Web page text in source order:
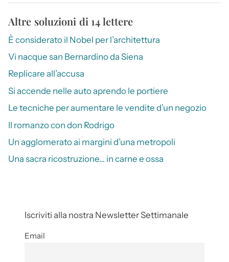
Altre soluzioni di 14 lettere
È considerato il Nobel per l’architettura
Vi nacque san Bernardino da Siena
Replicare all’accusa
Si accende nelle auto aprendo le portiere
Le tecniche per aumentare le vendite d’un negozio
Il romanzo con don Rodrigo
Un agglomerato ai margini d’una metropoli
Una sacra ricostruzione… in carne e ossa
Iscriviti alla nostra Newsletter Settimanale
Email